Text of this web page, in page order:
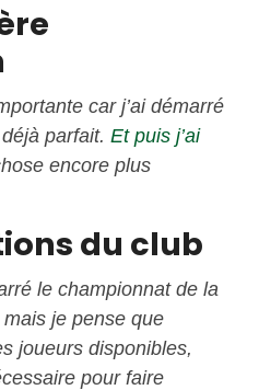
car j’ai démarré
parfait. Et puis j’ai
encore plus
du club
le championnat de la
je pense que
joueurs disponibles,
pour faire